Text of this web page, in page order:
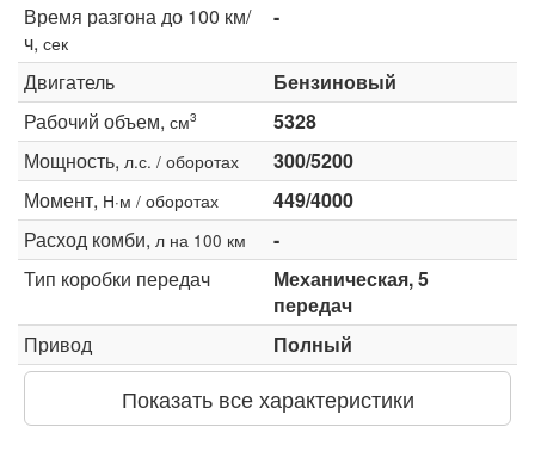
Время разгона до 100 км/
ч, сек
-
Двигатель
Бензиновый
Рабочий объем, см3
5328
Мощность, л.с. / оборотах
300/5200
Момент, Н·м / оборотах
449/4000
Расход комби, л на 100 км
-
Тип коробки передач
Механическая, 5
передач
Привод
Полный
Показать все характеристики